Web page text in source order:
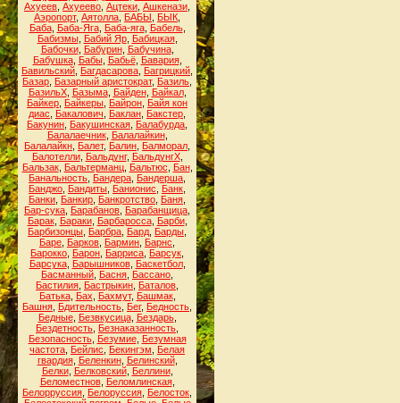
Ахуеев Ахуеево Ацтеки Ашкенази
Аэропорт, Аятолла БАБЫ БЫК
Баба, Баба-Яга, Баба-яга, Бабель,
Бабизмы, Бабий Яр, Бабицкая,
Бабочки, Бабурин, Бабучина,
Бабушка, Бабы, Бабьё, Бавария,
Бавильский Багдасарова Багрицкий
Базар Базарный аристократ, Базиль
БазильХ, Базыма, Байден, Байкал,
Байкер Байкеры Байрон Байя кон
диас
Бакалович Баклан Бакстер
Бакунин Бакушинская Балабурда
Балалаечник, Балалайкин,
Балалайкн Балет, Балин Балморал
Балотелли, Бальдунг, БальдунгХ,
Бальзак, Бальтерманц, Бальтюс Бан,
Банальность Бандера Бандерша
Банджо Бандиты Банионис Банк
Банки Банкир Банкротство Баня
Бар-сука Барабанов Барабанщица
Барак, Бараки, Барбаросса, Барби,
Барбизонцы Барбра Бард Барды
Баре Барков Бармин Барнс
Барокко Барон Барриса Барсук
Барсука, Барышников, Баскетбол,
Басманный Басня Бассано
Бастилия Бастрыкин Баталов
Батька, Бах Бахмут, Башмак,
Башня Бдительность Бег, Бедность
Бедные, Безвкусица, Бездарь,
Бездетность Безнаказанность
Безопасность, Безумие, Безумная
частота Бейлис Бекингэм
Белая
гвардия, Беленкин, Белинский,
Белки, Белковский, Беллини,
Беломестнов, Беломлинская,
Белорруссия Белоруссия Белосток